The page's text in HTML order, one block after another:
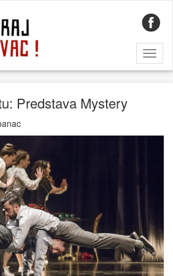
Predstava Mystery